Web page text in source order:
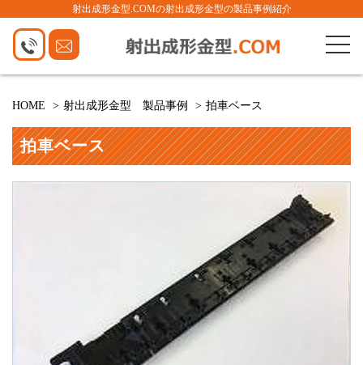
射出成形金型.COMの射出成形金型の製品事例紹介
HOME 射出成形金型 製品事例 拍車ベース
拍車ベース